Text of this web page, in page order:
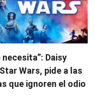
Daisy
Wars, pide a las
que ignoren el odio